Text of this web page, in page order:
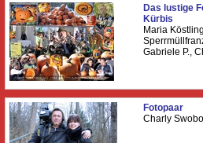
Das lustige
Kürbis
Maria
Gabriele P.,
Fotopaar
Charly